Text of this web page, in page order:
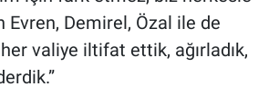
Evren, Demirel, Özal ile de
her valiye iltifat ettik, ağırladık,